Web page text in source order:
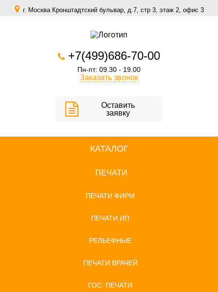
г. Москва Кронштадтский бульвар, д.7, стр 3, этаж 2, офис 3
+7(499)686-70-00
Пн-пт: 09.30 - 19.00
Заказать звонок
Оставить
заявку
КАТАЛОГ
ПЕЧАТИ
ПЕЧАТИ ФИРМ
ПЕЧАТИ ИП
РЕЛЬЕФНЫЕ
ПЕЧАТИ ВРАЧЕЙ
ГОС. ПЕЧАТИ